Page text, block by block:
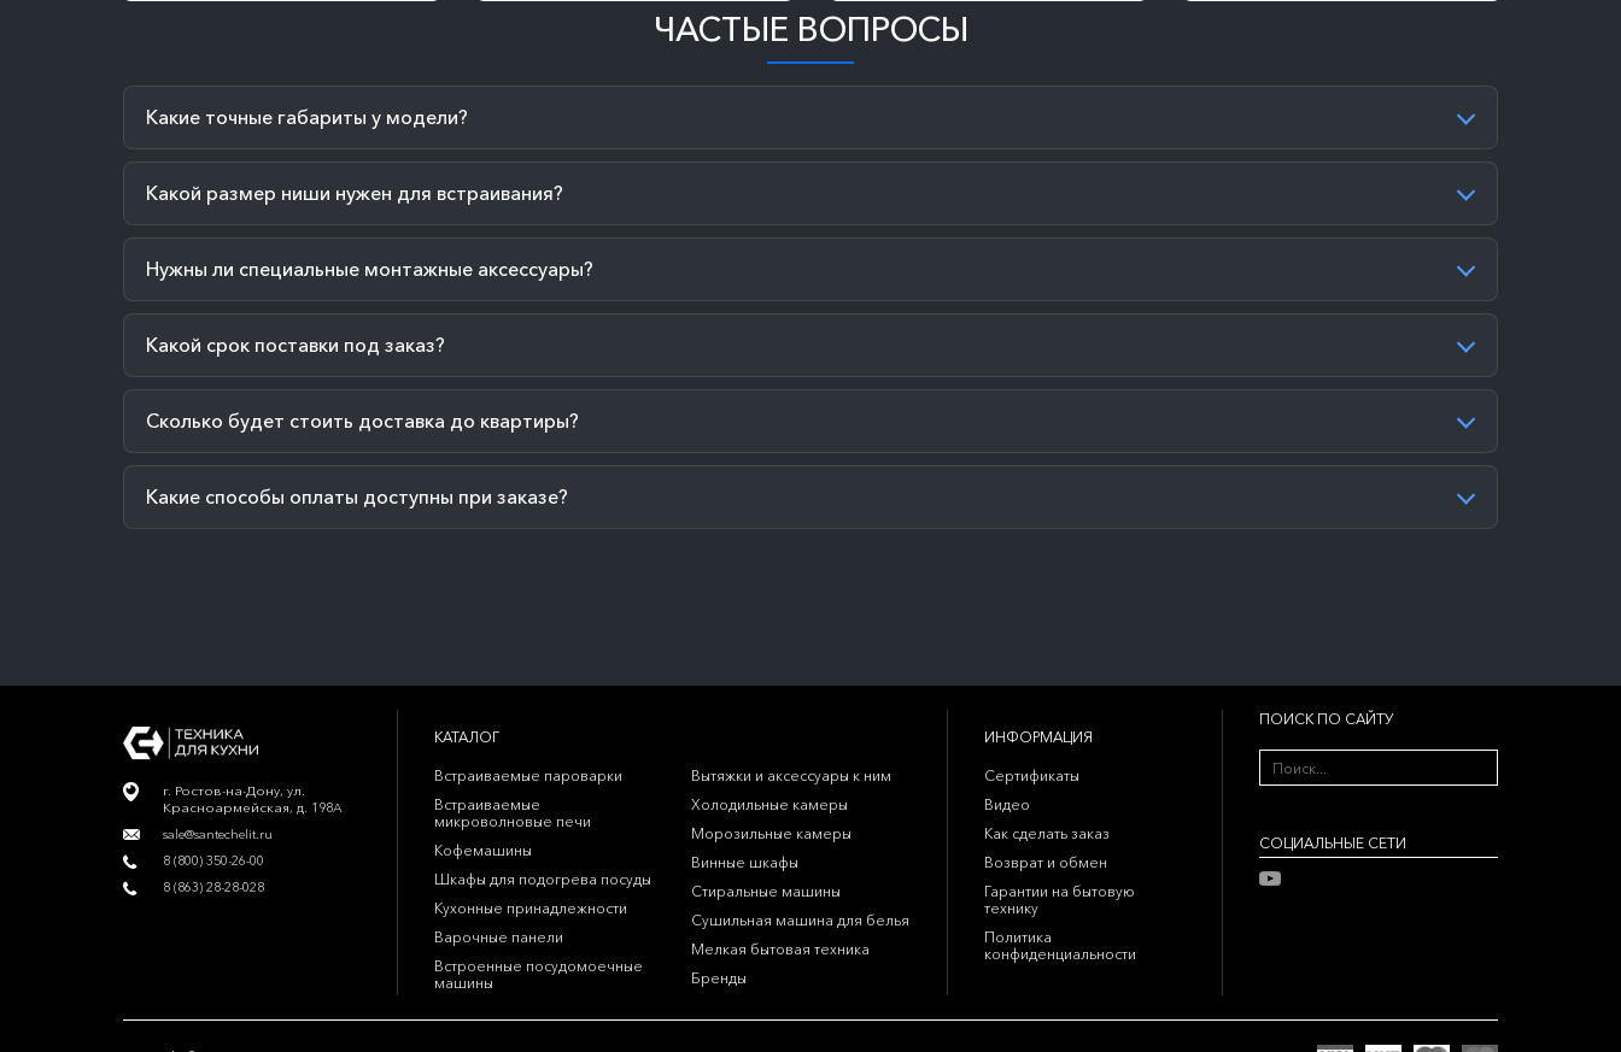
ЧАСТЫЕ ВОПРОСЫ
Какие точные габариты у модели?
Какой размер ниши нужен для встраивания?
Нужны ли специальные монтажные аксессуары?
Какой срок поставки под заказ?
Сколько будет стоить доставка до квартиры?
Какие способы оплаты доступны при заказе?
г. Ростов-на-Дону, ул.
Красноармейская, д. 198А
sale@santechelit.ru
8 (800) 350-26-00
8 (863) 28-28-028
КАТАЛОГ
Встраиваемые пароварки
Встраиваемые
микроволновые печи
Кофемашины
Шкафы для подогрева посуды
Кухонные принадлежности
Варочные панели
Встроенные посудомоечные
машины
Вытяжки и аксессуары к ним
Холодильные камеры
Морозильные камеры
Винные шкафы
Стиральные машины
Сушильная машина для белья
Мелкая бытовая техника
Бренды
ИНФОРМАЦИЯ
Сертификаты
Видео
Как сделать заказ
Возврат и обмен
Гарантии на бытовую
технику
Политика
конфиденциальности
ПОИСК ПО САЙТУ
CОЦИАЛЬНЫЕ СЕТИ